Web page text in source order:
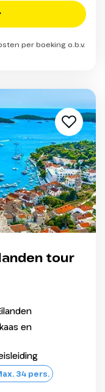
per boeking o.b.v.
tour
en
34 pers.